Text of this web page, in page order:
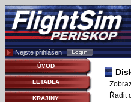
Nejste přihlášen
ÚVOD
LETADLA
KRAJINY
Řadit